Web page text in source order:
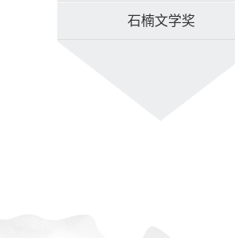
石楠文学奖